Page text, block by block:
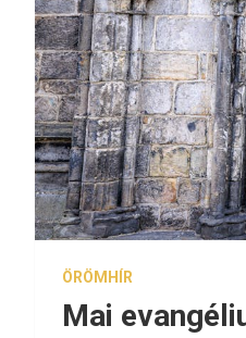
ÖRÖMHÍR
Mai